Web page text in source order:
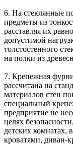
6. На стеклянные
предметы из
расставляя их
допустимой
толстостенного
на полки из
7. Крепежная
рассчитана на
материалов стен
специальный
предприятие не
целях
детских комнатах,
кроватями, диван-